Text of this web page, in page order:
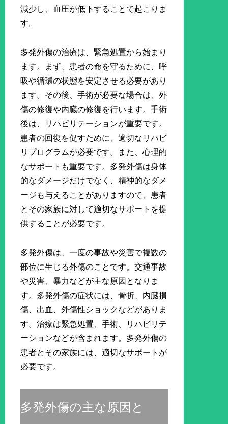
減少し、血圧が低下することで起こりま
す。
多発外傷の治療は、緊急処置から始まり
ます。まず、患者の命を守るために、呼
吸や循環の状態を安定させる必要があり
ます。その後、手術が必要な場合は、外
傷の修復や内臓の修復を行います。手術
後は、リハビリテーションが重要です。
患者の回復を促すために、適切なリハビ
リプログラムが必要です。また、心理的
なサポートも重要です。多発外傷は身体
的なダメージだけでなく、精神的なダメ
ージも与えることがありますので、患者
とその家族に対して適切なサポートを提
供することが必要です。
多発外傷は、一度の事故や災害で複数の
部位に生じる外傷のことです。交通事故
や災害、暴力などが主な原因となりま
す。多発外傷の症状には、骨折、内臓損
傷、出血、外傷性ショックなどがありま
す。治療は緊急処置、手術、リハビリテ
ーションなどが含まれます。多発外傷の
患者とその家族には、適切なサポートが
必要です。
多発外傷の主な原因と